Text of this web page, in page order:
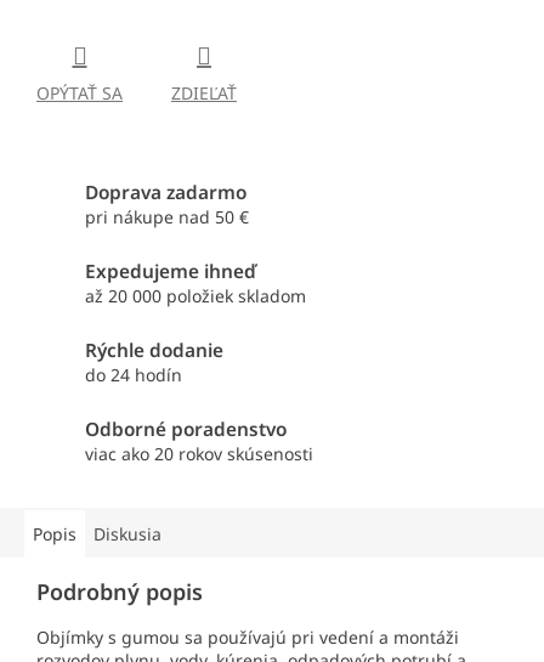
OPÝTAŤ SA ZDIEĽAŤ
Doprava zadarmo
pri nákupe nad 50 €
Expedujeme ihneď
až 20 000 položiek skladom
Rýchle dodanie
do 24 hodín
Odborné poradenstvo
viac ako 20 rokov skúsenosti
Popis Diskusia
Podrobný popis
Objímky s gumou sa používajú pri vedení a montáži